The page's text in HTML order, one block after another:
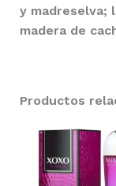
y madreselva;
madera de
Productos